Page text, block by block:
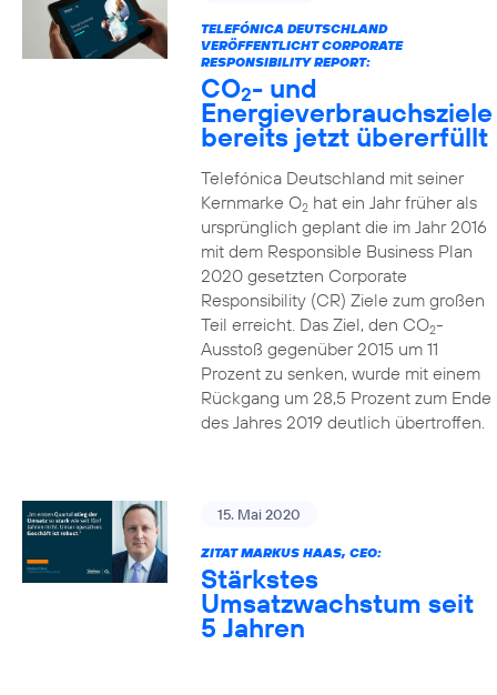
TELEFÓNICA DEUTSCHLAND
VERÖFFENTLICHT CORPORATE
RESPONSIBILITY REPORT:
CO2- und
Energieverbrauchsziele
bereits jetzt übererfüllt
Telefónica Deutschland mit seiner
Kernmarke O2hat ein Jahr früher als
ursprünglich geplant die im Jahr 2016
mit dem Responsible Business Plan
2020 gesetzten Corporate
Responsibility (CR) Ziele zum großen
Teil erreicht. Das Ziel, den CO2-
Ausstoß gegenüber 2015 um 11
Prozent zu senken, wurde mit einem
Rückgang um 28,5 Prozent zum Ende
des Jahres 2019 deutlich übertroffen.
15. Mai 2020
ZITAT MARKUS HAAS, CEO:
Stärkstes
Umsatzwachstum seit
5 Jahren